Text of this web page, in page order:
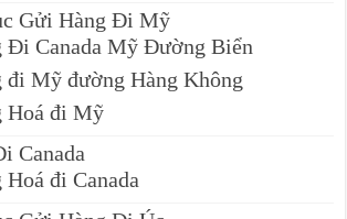
Gửi Hàng Đi Mỹ
Đi Canada Mỹ Đường Biển
đi Mỹ đường Hàng Không
Hoá đi Mỹ
Canada
đi Canada